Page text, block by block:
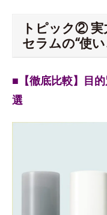
トピック②
セラムの“使
■【徹底比較】目
選